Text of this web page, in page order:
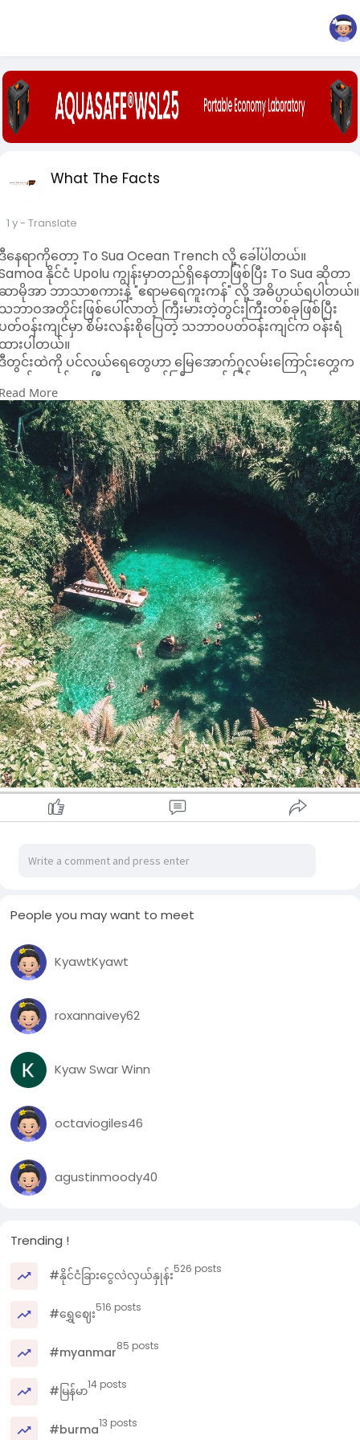
What The Facts
1 y- Translate
နေရာကိုတော့ To Sua Ocean Trench လို့ ခေါ်ပါတယ်။
နိုင်ငံ Upolu ကျွန်းမှာတည်ရှိနေတာဖြစ်ပြီး To Sua ဆိုတာ
ာမိုအာ ဘာသာစကားနဲ့ "ဧရာမရေကူးကန်" လို့ အဓိပ္ပာယ်ရပါတယ်။
ဘာဝအတိုင်းဖြစ်ပေါ်လာတဲ့ ကြီးမားတဲ့တွင်းကြီးတစ်ခုဖြစ်ပြီး
တ်ဝန်းကျင်မှာ စိမ်းလန်းစိုပြေတဲ့ သဘာဝပတ်ဝန်းကျင်က ဝန်းရံ
ားပါတယ်။
တွင်းထဲကို ပင်လယ်ရေတွေဟာ မြေအောက်ဂူလမ်းကြောင်းတွေက
ေ ဝင်ရောက်လာပြီး ရေကူးကန်ကြီးသဖွယ် ဖြစ်သွားစေပါတယ်။
င်းထဲကို ဆင်းဖို့အတွက် သစ်သားလှေကားကို အသုံးပြုရပါတယ်။
ေကူးဖို့အတွက်လည်း အလွန်ရေပန်းစားတဲ့နေရာတစ်ခုဖြစ်ပါတယ်။
ာမိုအာနိုင်ငံရဲ့ အထင်ကရ ခရီးသွားနေရာတစ်ခုလည်း ဖြစ်ပါ
ယ်။
More
People you may want to meet
KyawtKyawt
roxannaivey62
Kyaw Swar Winn
octaviogiles46
agustinmoody40
Trending !
#နိုင်ငံခြားငွေလဲလှယ်နှုန်း526 posts
#ရွှေဈေး516 posts
#myanmar85 posts
#မြန်မာ14 posts
#burma13 posts